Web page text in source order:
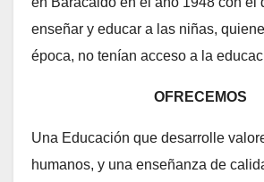
enseñar y educar a las niñas,
época, no tenían acceso a la
OFRECEMOS
Una Educación que desarrolle
humanos, y una enseñanza de